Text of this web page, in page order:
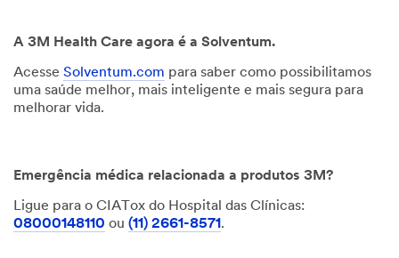
A 3M Health Care agora é a Solventum.
Acesse Solventum.com para saber como possibilitamos
uma saúde melhor, mais inteligente e mais segura para
melhorar vida.
Emergência médica relacionada a produtos 3M?
Ligue para o CIATox do Hospital das Clínicas:
08000148110 ou (11) 2661-8571.